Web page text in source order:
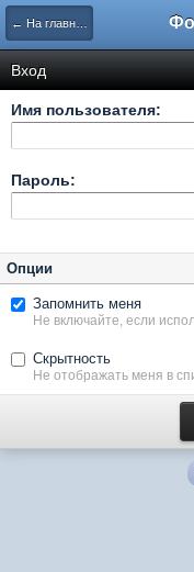
← На главную
Вход
Имя пользователя:
Пароль:
Опции
Запомнить меня
Не включайте, если
Скрытность
Не отображать меня в